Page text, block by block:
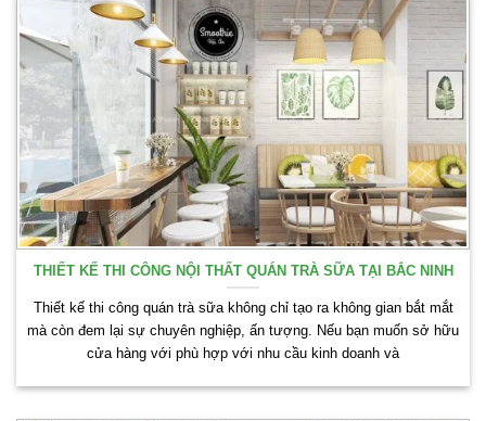
THIẾT KẾ THI CÔNG NỘI THẤT QUÁN TRÀ SỮA TẠI BẮC NINH
Thiết kế thi công quán trà sữa không chỉ tạo ra không gian bắt mắt
mà còn đem lại sự chuyên nghiệp, ấn tượng. Nếu bạn muốn sở hữu
cửa hàng với phù hợp với nhu cầu kinh doanh và